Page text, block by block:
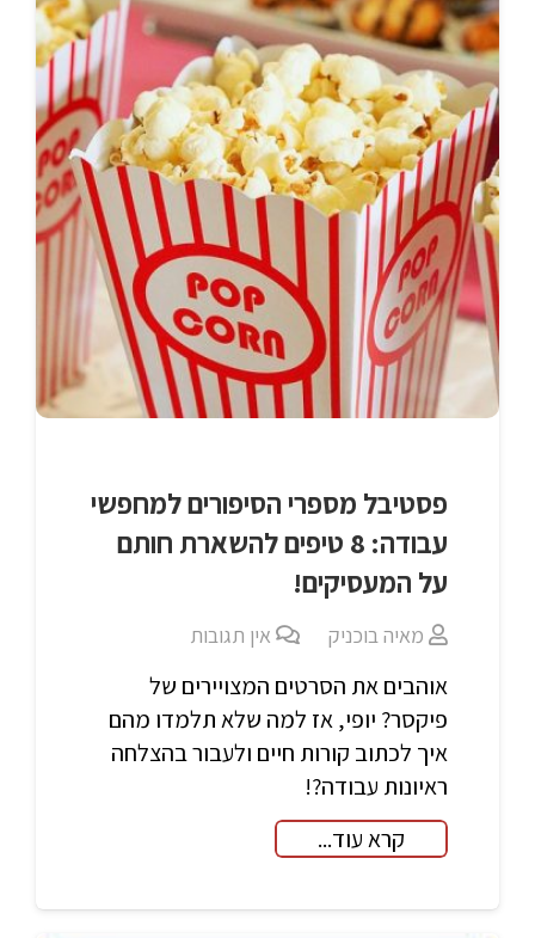
פסטיבל מספרי הסיפורים למחפשי
עבודה: 8 טיפים להשארת חותם
על המעסיקים!
מאיה בוכניק אין תגובות
אוהבים את הסרטים המצויירים של
פיקסר? יופי, אז למה שלא תלמדו מהם
איך לכתוב קורות חיים ולעבור בהצלחה
ראיונות עבודה?!
קרא עוד...